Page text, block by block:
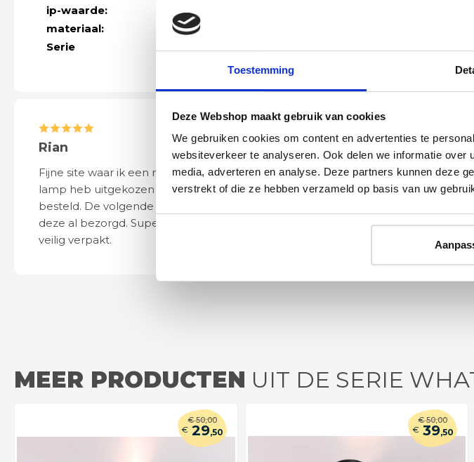
Toestemming
Deze Webshop maakt gebruik van cookies
We gebruiken cookies om content en advertenties te
websiteverkeer te analyseren. Ook delen we informatie
media, adverteren en analyse. Deze partners kunnen deze
verstrekt of die ze hebben verzameld op basis van uw
ip-waarde:
materiaal:
Serie
Rian
Fijne site waar ik een mooie
lamp heb uitgekozen en
besteld. De volgende dag werd
deze al bezorgd. Super netjes en
veilig verpakt.
Het bestellen, betalen en
leveren verliep vlot en volledig
mooi en schept veel sfeer, het is
Yvonne
Wij
met totaal
verpakt
bedrijf
MEER PRODUCTEN UIT DE SERIE
€50,00
€29,50
€50,00
€39,50